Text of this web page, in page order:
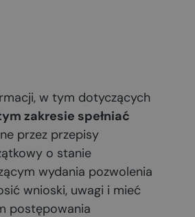
w tym dotyczących
zakresie spełniać
przez przepisy
o stanie
wydania pozwolenia
wnioski, uwagi i mieć
postępowania